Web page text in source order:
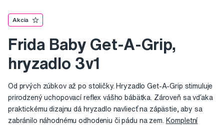
Akcia
Frida Baby Get-A-Grip,
hryzadlo 3v1
Od prvých zúbkov až po stoličky. Hryzadlo Get-A-Grip stimuluje
prirodzený uchopovací reflex vášho bábätka. Zároveň sa vďaka
praktickému dizajnu dá hryzadlo navliecť na zápästie, aby sa
zabránilo náhodnému odhodeniu či pádu na zem. Kompletní